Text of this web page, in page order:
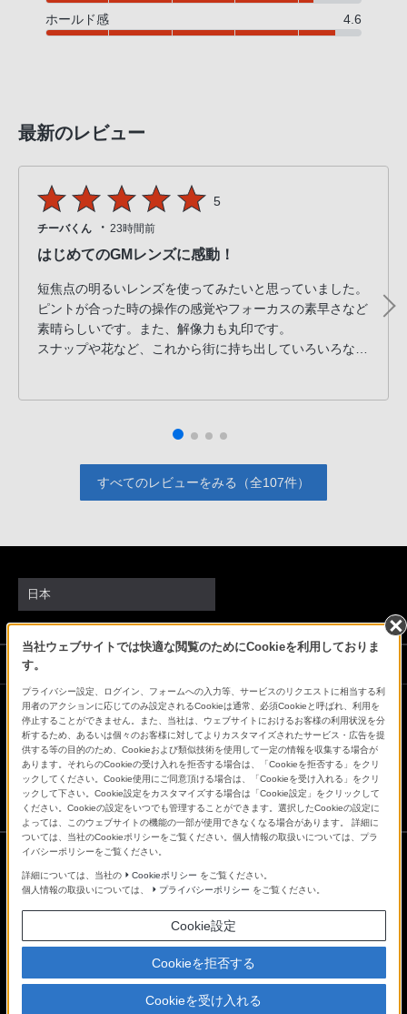
ホールド感 4.6
最新のレビュー
5
チーバくん ・ 23時間前
はじめてのGMレンズに感動！
短焦点の明るいレンズを使ってみたいと思っていました。
ピントが合った時の操作の感覚やフォーカスの素早さなど
素晴らしいです。また、解像力も丸印です。
スナップや花など、これから街に持ち出していろいろなも
すべてのレビューをみる（全107件）
当社ウェブサイトでは快適な閲覧のためにCookieを利用しておりま
す。
プライバシー設定、ログイン、フォームへの入力等、サービスのリクエストに相当する利
用者のアクションに応じてのみ設定されるCookieは通常、必須Cookieと呼ばれ、利用を
停止することができません。また、当社は、ウェブサイトにおけるお客様の利用状況を分
析するため、あるいは個々のお客様に対してよりカスタマイズされたサービス・広告を提
供する等の目的のため、Cookieおよび類似技術を使用して一定の情報を収集する場合が
あります。それらのCookieの受け入れを拒否する場合は、「Cookieを拒否する」をクリ
ックしてください。Cookie使用にご同意頂ける場合は、「Cookieを受け入れる」をクリ
ックして下さい。Cookie設定をカスタマイズする場合は「Cookie設定」をクリックして
ください。Cookieの設定をいつでも管理することができます。選択したCookieの設定に
よっては、このウェブサイトの機能の一部が使用できなくなる場合があります。 詳細に
ついては、当社のCookieポリシーをご覧ください。個人情報の取扱いについては、プラ
イバシーポリシーをご覧ください。
詳細については、当社の Cookieポリシー をご覧ください。
個人情報の取扱いについては、
プライバシーポリシー をご覧ください。
Cookie設定
Cookieを拒否する
Cookieを受け入れる
日本
ソニーストアでのお買い物にあたって
会社情報 採用情報 特約店のご案内
ニュースリリース
環境情報
My Sony 利用規約
ご利用条件
プライバシーポリシー
Copyright 2026 Sony Marketing Inc.